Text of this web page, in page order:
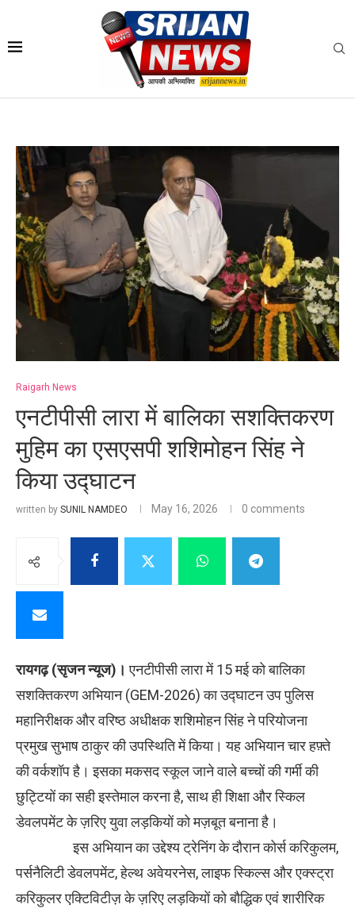
Raigarh News
एनटीपीसी लारा में बालिका सशक्तिकरण
मुहिम का एसएसपी शशिमोहन सिंह ने
किया उद्घाटन
written by SUNIL NAMDEO May 16, 2026 0 comments
रायगढ़ (सृजन न्यूज)। एनटीपीसी लारा में 15 मई को बालिका
सशक्तिकरण अभियान (GEM-2026) का उद्घाटन उप पुलिस
महानिरीक्षक और वरिष्ठ अधीक्षक शशिमोहन सिंह ने परियोजना
प्रमुख सुभाष ठाकुर की उपस्थिति में किया। यह अभियान चार हफ़्ते
की वर्कशॉप है। इसका मकसद स्कूल जाने वाले बच्चों की गर्मी की
छुट्टियों का सही इस्तेमाल करना है, साथ ही शिक्षा और स्किल
डेवलपमेंट के ज़रिए युवा लड़कियों को मज़बूत बनाना है।
इस अभियान का उद्देश्य ट्रेनिंग के दौरान कोर्स करिकुलम,
पर्सनैलिटी डेवलपमेंट, हेल्थ अवेयरनेस, लाइफ स्किल्स और एक्स्ट्रा
करिकुलर एक्टिविटीज़ के ज़रिए लड़कियों को बौद्धिक एवं शारीरिक